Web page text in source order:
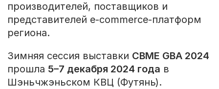
производителей, поставщиков и
представителей e-commerce-платформ
региона.
Зимняя сессия выставки CBME GBA 2024
прошла 5–7 декабря 2024 года в
Шэньчжэньском КВЦ (Футянь).